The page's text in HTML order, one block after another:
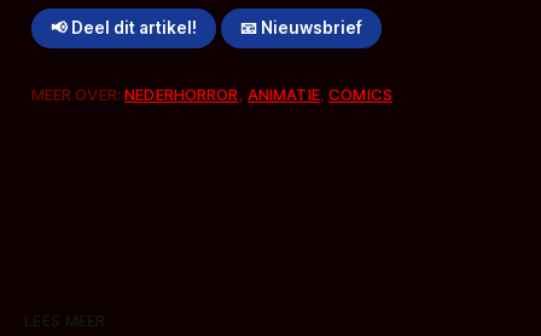
📢 Deel dit artikel! 📧 Nieuwsbrief
MEER OVER:NEDERHORROR, ANIMATIE,COMICS
LEES MEER